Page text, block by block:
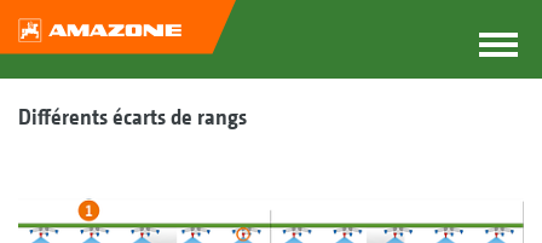
Différents écarts de rangs